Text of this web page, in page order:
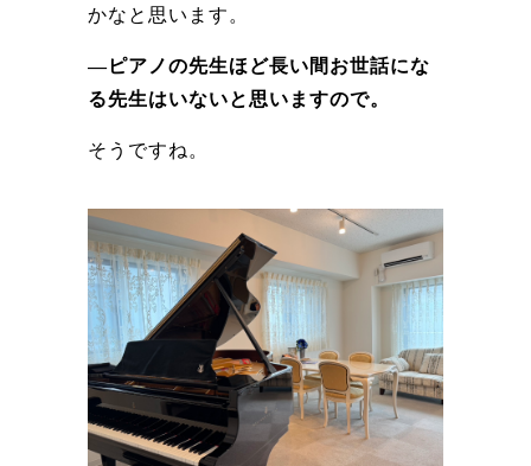
かなと思います。
―ピアノの先生ほど長い間お世話にな
る先生はいないと思いますので。
そうですね。